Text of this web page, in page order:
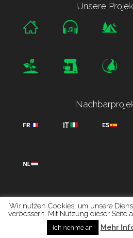
Unsere
Inceputul
Wir nutzen Cookies, um unsere
verbessern. Mit Nutzung dieser Seite
Ich nehme an Mehr